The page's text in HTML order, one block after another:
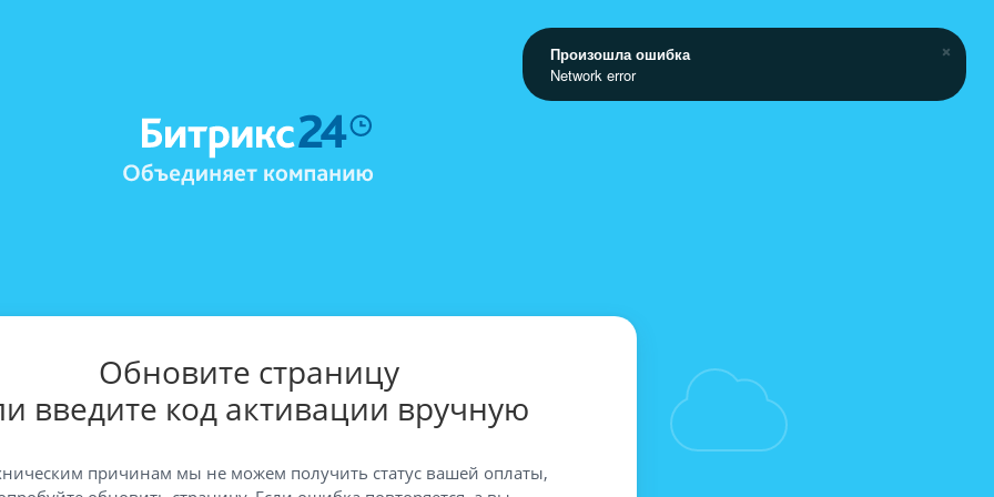
Обновите страницу
введите код активации вручную
причинам мы не можем получить статус вашей оплаты,
Произошла ошибка
Network error